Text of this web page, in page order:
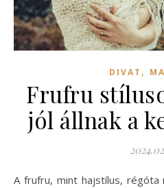
DIVAT ,
Frufru
jól állnak a
A frufru, mint hajstílus, régóta népszerű választás a divat